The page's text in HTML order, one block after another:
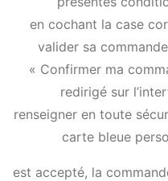
en cochant la case
valider sa
« Confirmer ma
redirigé sur
renseigner en toute
carte bleue
est accepté, la